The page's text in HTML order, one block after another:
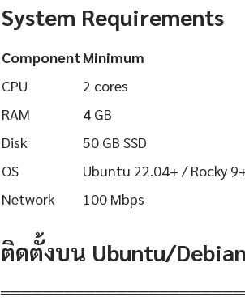
System Requirements
ComponentMinimum
CPU
2 cores
RAM
4 GB
Disk
50 GB SSD
OS
Ubuntu 22.04+ / Rocky
Network
100 Mbps
ติดตั้งบน Ubuntu/Debian